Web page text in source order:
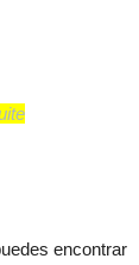
encontrar